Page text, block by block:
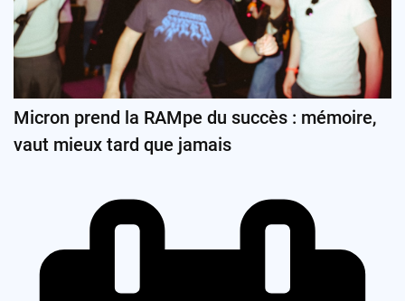
Micron prend la RAMpe du succès : mémoire,
vaut mieux tard que jamais